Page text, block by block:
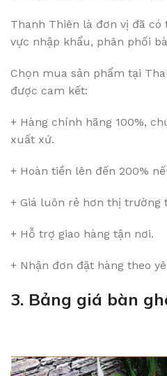
Thanh Thiên là đơn vị đã
vực nhập khẩu, phân phối
Chọn mua sản phẩm tại
được cam kết:
+ Hàng chính hãng 100%,
xuất xứ.
+ Hoàn tiền lên đến 200%
+ Giá luôn rẻ hơn thị trường
+ Hỗ trợ giao hàng tận nơi.
+ Nhận đơn đặt hàng theo
3. Bảng giá bàn